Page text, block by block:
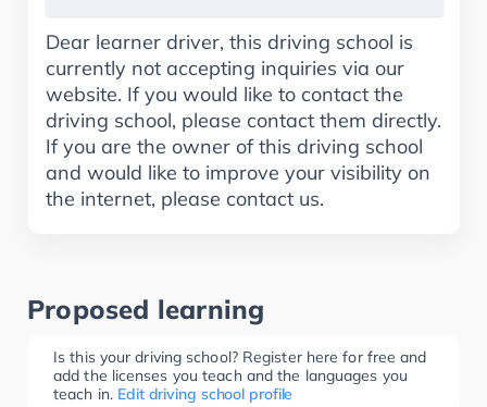
Dear learner driver, this driving school is
currently not accepting inquiries via our
website. If you would like to contact the
driving school, please contact them directly.
If you are the owner of this driving school
and would like to improve your visibility on
the internet, please contact us.
Proposed learning
Is this your driving school? Register here for free and
add the licenses you teach and the languages you
teach in. Edit driving school profile